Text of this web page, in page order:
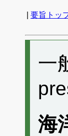
要旨トッ
一
海